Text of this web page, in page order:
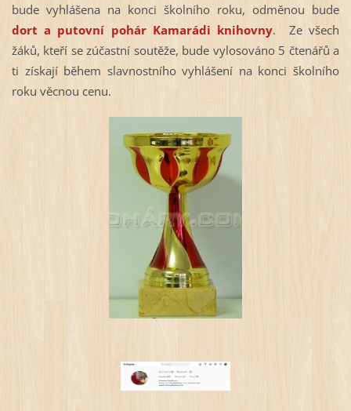
bude vyhlášena na konci školního roku, odměnou bude
dort a putovní pohár Kamarádi knihovny. Ze všech
žáků, kteří se zúčastní soutěže, bude vylosováno 5 čtenářů a
ti získají během slavnostního vyhlášení na konci školního
roku věcnou cenu.